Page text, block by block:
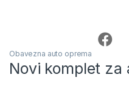
Obavezna auto oprema
Novi komplet za